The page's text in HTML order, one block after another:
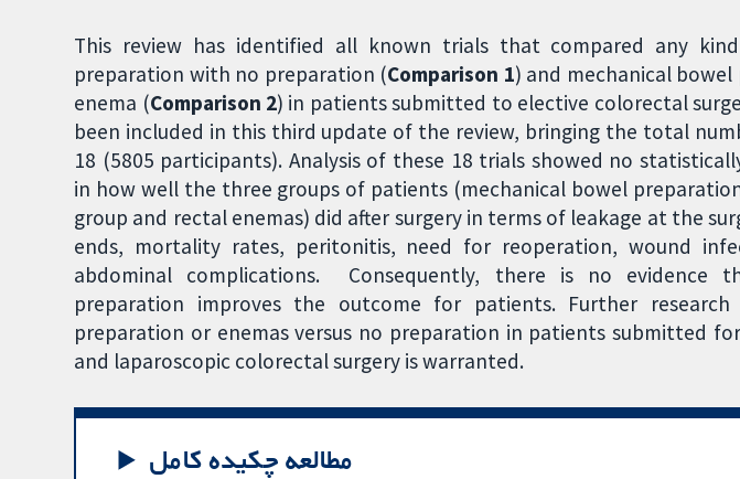
This review has identified all known trials that compared any
preparation with no preparation (Comparison 1) and mechanical
enema (Comparison 2) in patients submitted to elective colorectal
been included in this third update of the review, bringing the total
18 (5805 participants). Analysis of these 18 trials showed no
in how well the three groups of patients (mechanical bowel
group and rectal enemas) did after surgery in terms of leakage at the
ends, mortality rates, peritonitis, need for reoperation, wound
abdominal complications. Consequently, there is no evidence
preparation improves the outcome for patients. Further
preparation or enemas versus no preparation in patients submitted
and laparoscopic colorectal surgery is warranted.
مطالعه چکیده کامل